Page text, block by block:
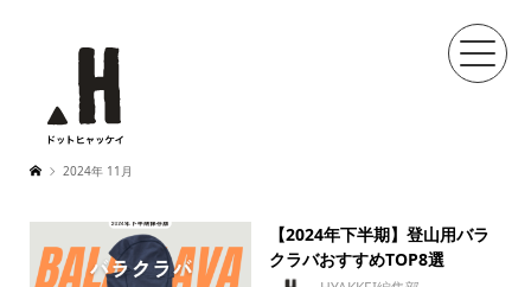
2024年 11月
【2024年下半期】登山用バラ
クラバおすすめTOP8選